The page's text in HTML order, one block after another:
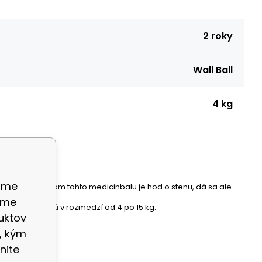
2 roky
Wall Ball
4 kg
prvkom tohto medicinbalu je hod o stenu, dá sa ale
Váhy sú v rozmedzí od 4 po 15 kg.
kým